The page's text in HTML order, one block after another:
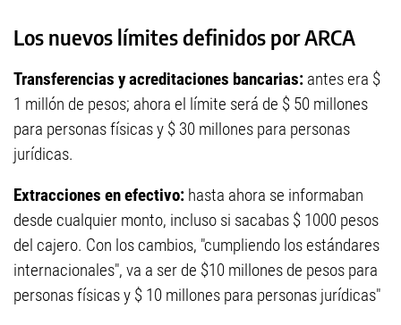
Los nuevos límites definidos por ARCA
Transferencias y acreditaciones bancarias: antes era $
1 millón de pesos; ahora el límite será de $ 50 millones
para personas físicas y $ 30 millones para personas
jurídicas.
Extracciones en efectivo: hasta ahora se informaban
desde cualquier monto, incluso si sacabas $ 1000 pesos
del cajero. Con los cambios, "cumpliendo los estándares
internacionales", va a ser de $10 millones de pesos para
personas físicas y $ 10 millones para personas jurídicas"